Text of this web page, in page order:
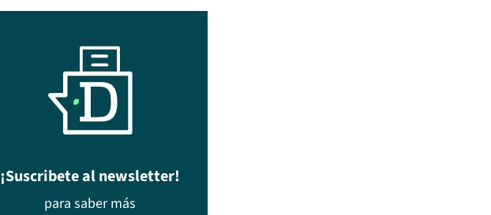
¡Suscribete al newsletter!
para saber más